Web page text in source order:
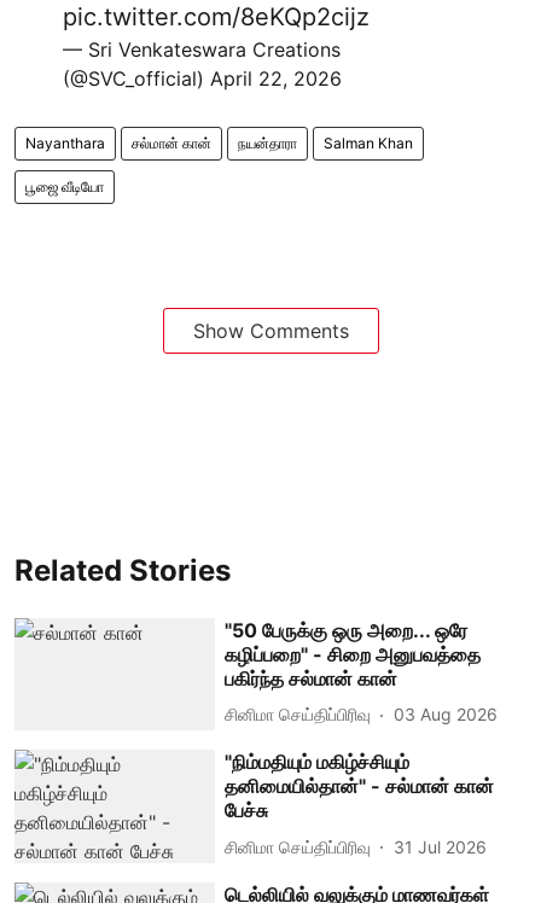
pic.twitter.com/8eKQp2cijz
— Sri Venkateswara Creations
(@SVC_official) April 22, 2026
Nayanthara சல்மான் கான் நயன்தாரா Salman Khan
பூஜை வீடியோ
Show Comments
Related Stories
"50 பேருக்கு ஒரு அறை... ஒரே
கழிப்பறை" - சிறை அனுபவத்தை
பகிர்ந்த சல்மான் கான்
சினிமா செய்திப்பிரிவு 03 Aug 2026
"நிம்மதியும் மகிழ்ச்சியும்
தனிமையில்தான்" - சல்மான் கான்
பேச்சு
சினிமா செய்திப்பிரிவு 31 Jul 2026
டெல்லியில் வலுக்கும் மாணவர்கள்